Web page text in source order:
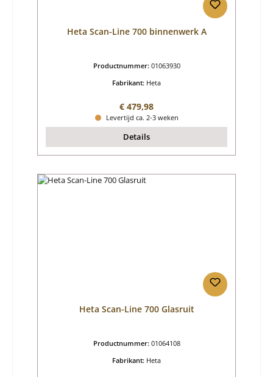
Heta Scan-Line 700 binnenwerk A
Productnummer: 01063930
Fabrikant: Heta
Normale prijs:
€ 479,98
Levertijd ca. 2-3 weken
Details
Heta Scan-Line 700 Glasruit
Productnummer: 01064108
Fabrikant: Heta